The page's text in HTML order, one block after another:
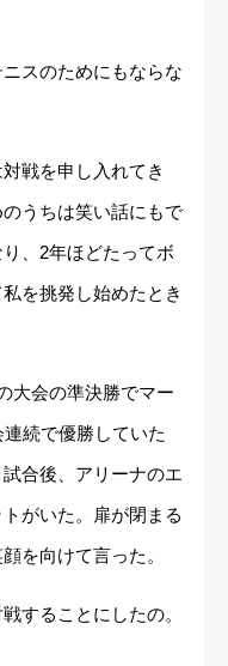
スのためにもならな
戦を申し入れてき
うちは笑い話にもで
、2年ほどたってボ
を挑発し始めたとき
大会の準決勝でマー
続で優勝していた
合後、アリーナのエ
がいた。扉が閉まる
を向けて言った。
することにしたの。